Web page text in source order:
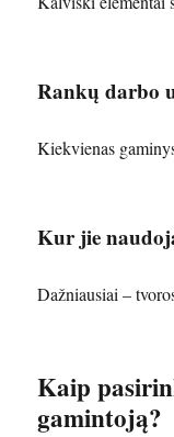
Rankų darbo
Kiekvienas
Kur jie
Dažniausiai –
Kaip
gamintoją?